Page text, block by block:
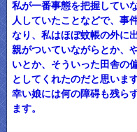
私が一番事態を把握してい
人していたことなどで、事
なり、私はほぼ蚊帳の外に
親がついていながらとか、
いとか、そういった田舎の
としてくれたのだと思います
幸い娘には何の障碍も残ら
ます。